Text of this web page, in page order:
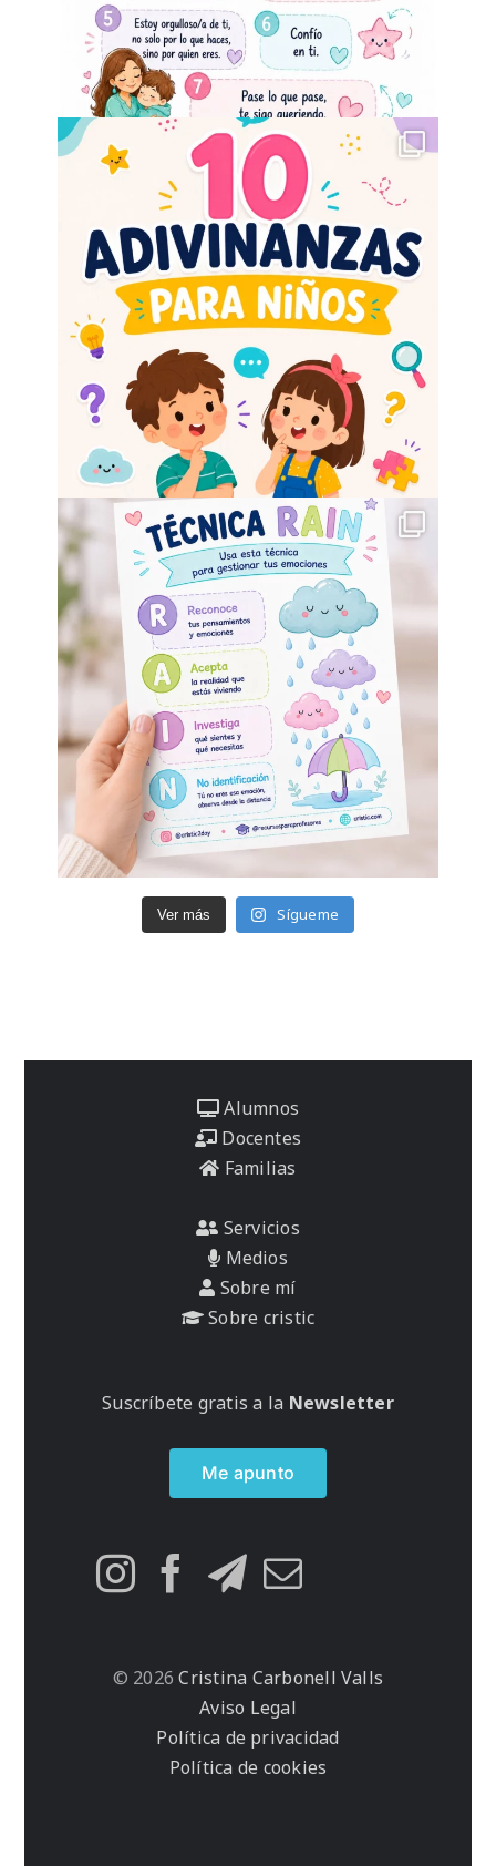
Ver más Sígueme
Alumnos
Docentes
Familias
Servicios
Medios
Sobre mí
Sobre cristic
Suscríbete gratis a la Newsletter
Me apunto
© 2026 Cristina Carbonell Valls
Aviso Legal
Política de privacidad
Política de cookies